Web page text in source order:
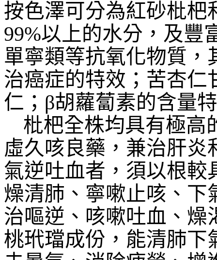
按色澤可分為紅砂枇杷
99%以上的水分，及豐
單寧類等抗氧化物質，
治癌症的特效；苦杏仁
仁；β胡蘿蔔素的含量
枇杷全株均具有極高
虛久咳良藥，兼治肝
氣逆吐血者，須以根較
燥清肺、寧嗽止咳、下
治嘔逆、咳嗽吐血、燥
桃玳璫成份，能清肺下